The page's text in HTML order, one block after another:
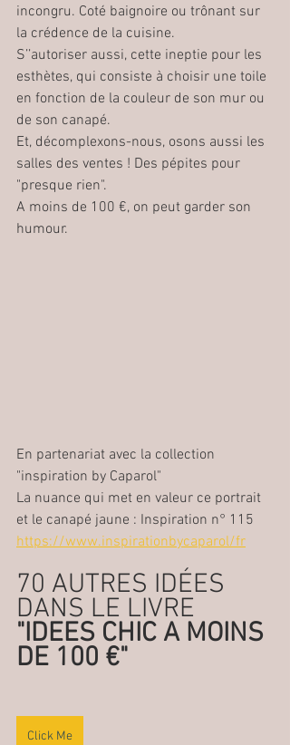
incongru. Coté baignoire ou trônant sur
la crédence de la cuisine.
S’’autoriser aussi, cette ineptie pour les
esthètes, qui consiste à choisir une toile
en fonction de la couleur de son mur ou
de son canapé.
Et, décomplexons-nous, osons aussi les
salles des ventes ! Des pépites pour
"presque rien".
A moins de 100 €, on peut garder son
humour.
En partenariat avec la collection
"inspiration by Caparol"
La nuance qui met en valeur ce portrait
et le canapé jaune : Inspiration n° 115
https://www.inspirationbycaparol/fr
70 AUTRES IDÉES
DANS LE LIVRE
"IDEES CHIC A MOINS
DE 100 €"
Click Me